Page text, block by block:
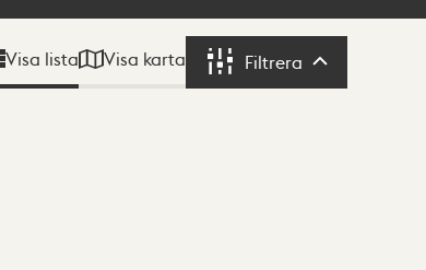
Visa lista Visa karta Filtrera Filtrera